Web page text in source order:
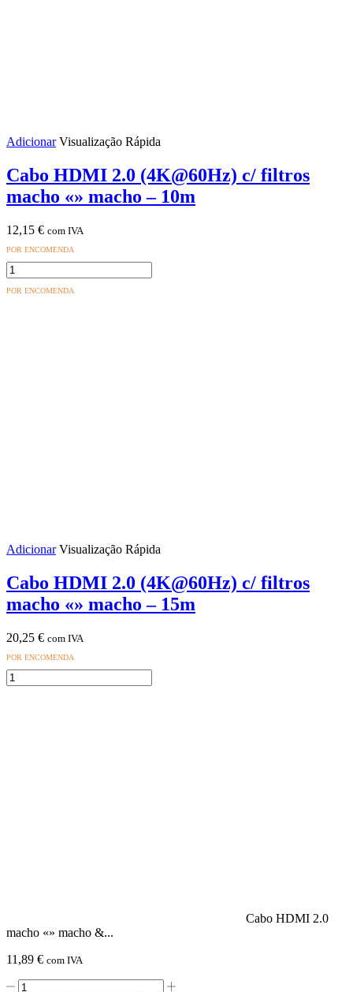
Adicionar Visualização Rápida
Cabo HDMI 2.0 (4K@60Hz) c/ filtros
macho «» macho – 10m
12,15 € com IVA
POR ENCOMENDA
Quantidade
de
Cabo
POR ENCOMENDA
Adicionar Visualização Rápida
Cabo HDMI 2.0 (4K@60Hz) c/ filtros
macho «» macho – 15m
20,25 € com IVA
POR ENCOMENDA
Quantidade
de
Cabo HDMI 2.0
macho «» macho &...
11,89 € com IVA
Quantidade